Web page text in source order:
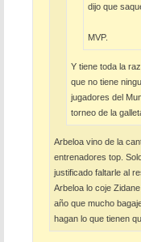
dijo que
MVP.
Y tiene toda la
que no tiene
jugadores del
torneo de la
Arbeloa vino de la
entrenadores top.
justificado faltarle al
Arbeloa lo coje
año que mucho
hagan lo que tienen